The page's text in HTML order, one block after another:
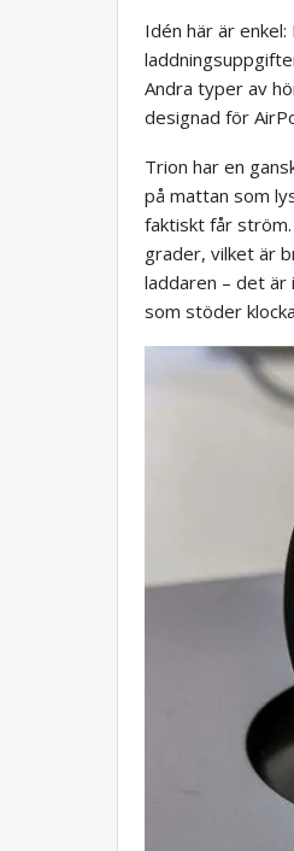
Idén här är
Andra typer av
designad för
Trion har en
på mattan som
faktiskt får ström.
grader, vilket är
laddaren – det är
som stöder